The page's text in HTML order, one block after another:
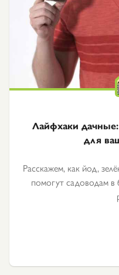
Лайфхаки
для
Расскажем, как йод,
помогут садоводам в